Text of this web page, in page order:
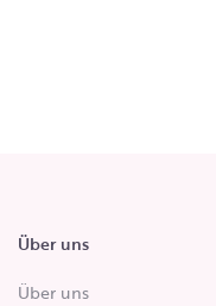
Über uns
Über uns